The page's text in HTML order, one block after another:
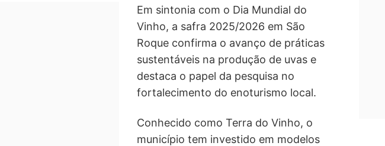
Em sintonia com o Dia Mundial do
Vinho, a safra 2025/2026 em São
Roque confirma o avanço de práticas
sustentáveis na produção de uvas e
destaca o papel da pesquisa no
fortalecimento do enoturismo local.
Conhecido como Terra do Vinho, o
município tem investido em modelos